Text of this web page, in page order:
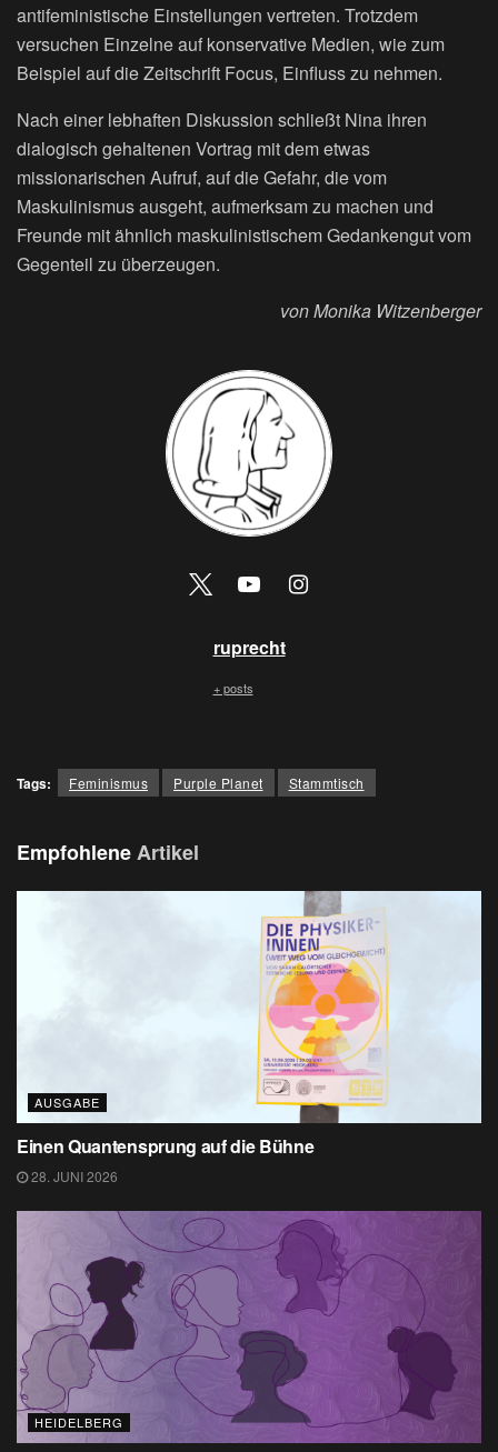
antifeministische Einstellungen vertreten. Trotzdem
versuchen Einzelne auf konservative Medien, wie zum
Beispiel auf die Zeitschrift Focus, Einfluss zu nehmen.
Nach einer lebhaften Diskussion schließt Nina ihren
dialogisch gehaltenen Vortrag mit dem etwas
missionarischen Aufruf, auf die Gefahr, die vom
Maskulinismus ausgeht, aufmerksam zu machen und
Freunde mit ähnlich maskulinistischem Gedankengut vom
Gegenteil zu überzeugen.
von Monika Witzenberger
ruprecht
+ posts
Tags: Feminismus Purple Planet Stammtisch
EmpfohleneArtikel
AUSGABE
Einen Quantensprung auf die Bühne
28. JUNI 2026
HEIDELBERG